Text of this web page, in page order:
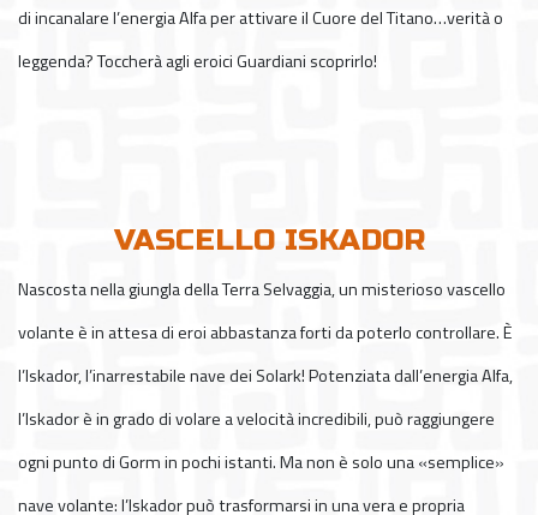
di incanalare l’energia Alfa per attivare il Cuore del Titano…verità o
leggenda? Toccherà agli eroici Guardiani scoprirlo!
VASCELLO ISKADOR
Nascosta nella giungla della Terra Selvaggia, un misterioso vascello
volante è in attesa di eroi abbastanza forti da poterlo controllare. È
l’Iskador, l’inarrestabile nave dei Solark! Potenziata dall’energia Alfa,
l’Iskador è in grado di volare a velocità incredibili, può raggiungere
ogni punto di Gorm in pochi istanti. Ma non è solo una «semplice»
nave volante: l’Iskador può trasformarsi in una vera e propria